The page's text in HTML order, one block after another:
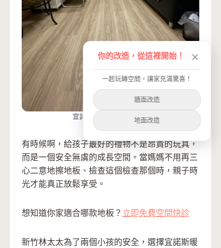
宜諾斯暖木真實改造案例
有時候啊，給孩子最好的禮物不是昂貴的玩具，
而是一個安全無虞的成長空間。當媽媽不用再三
心二意地擦地板、檢查這個檢查那個時，親子時
光才能真正放鬆享受。
想知道你家適合哪款地板？ 立即免費空間快診
新竹林太太為了兩個小孩的安全，選擇宜諾斯暖
你的改造，從這裡開始！ ✕
一起玩轉空間，讓家充滿驚喜！
牆面改造
地面改造